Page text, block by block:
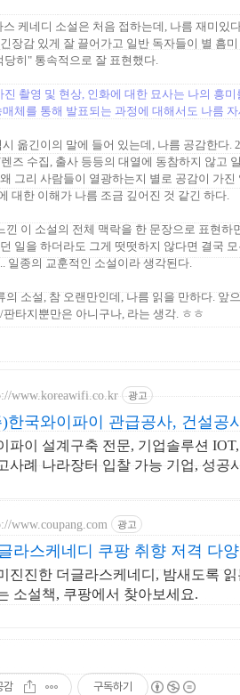
스 케네디 소설은 처음 접하는데, 나름 재미있
장감 있게 잘 끌어가고 일반 독자들이 별 흠
당히" 통속적으로 잘 표현했다.
진 촬영 및 현상, 인화에 대한 묘사는 나의 흥
매체를 통해 발표되는 과정에 대해서도 나름
시 옮긴이의 말에 들어 있는데, 나름 공감한다
즈 수집, 출사 등등의 대열에 동참하지 않고
그리 사람들이 열광하는지 별로 공감이 가
대한 이해가 나름 조금 깊어진 것 같긴 하다.
낀 이 소설의 전체 맥락을 한 문장으로 표현
일을 하더라도 그게 떳떳하지 않다면 결국
일종의 교훈적인 소설이라 생각된다.
의 소설, 참 오랜만인데, 나름 읽을 만하다. 앞
판타지뿐만은 아니구나, 라는 생각. ㅎㅎ
www.koreawifi.co.kr 광고
한국와이파이 관급공사, 건설공
파이 설계구축 전문, 기업솔루션
사례 나라장터 입찰 가능 기업, 성공
www.coupang.com 광고
라스케네디 쿠팡 취향 저격 다
진진한 더글라스케네디, 밤새도록
소설책, 쿠팡에서 찾아보세요.
감 구독하기